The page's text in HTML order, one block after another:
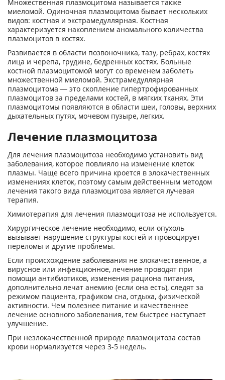
Множественная плазмоцитома называется также
миеломой. Одиночная плазмоцитома бывает нескольких
видов: костная и экстрамедуллярная. Костная
характеризуется накоплением аномального количества
плазмоцитов в костях.
Развивается в области позвоночника, тазу, ребрах, костях
лица и черепа, грудине, бедренных костях. Больные
костной плазмоцитомой могут со временем заболеть
множественной миеломой. Экстрамедуллярная
плазмоцитома — это скопление гипертрофированных
плазмоцитов за пределами костей, в мягких тканях. Эти
плазмоцитомы появляются в области шеи, головы, верхних
дыхательных путях, мочевом пузыре, легких.
Лечение плазмоцитоза
Для лечения плазмоцитоза необходимо установить вид
заболевания, которое повлияло на изменение клеток
плазмы. Чаще всего причина кроется в злокачественных
изменениях клеток, поэтому самым действенным методом
лечения такого вида плазмоцитоза является лучевая
терапия.
Химиотерапия для лечения плазмоцитоза не используется.
Хирургическое лечение необходимо, если опухоль
вызывает нарушение структуры костей и провоцирует
переломы и другие проблемы.
Если происхождение заболевания не злокачественное, а
вирусное или инфекционное, лечение проводят при
помощи антибиотиков, изменения рациона питания,
дополнительно лечат анемию (если она есть), следят за
режимом пациента, графиком сна, отдыха, физической
активности. Чем полезнее питание и качественнее
лечение основного заболевания, тем быстрее наступает
улучшение.
При незлокачественной природе плазмоцитоза состав
крови нормализуется через 3-5 недель.